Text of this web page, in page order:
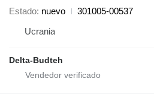
Estado nuevo
301005-00537
Ucrania
Delta-Budteh